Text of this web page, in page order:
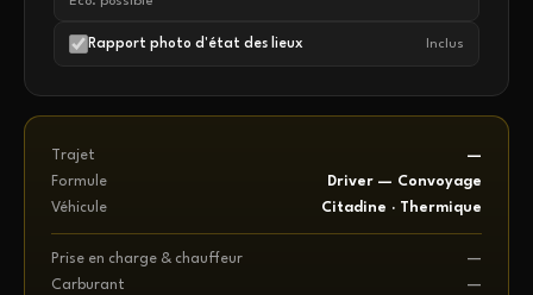
Rapport photo d'état des lieux Inclus
Trajet
—
Formule
Driver — Convoyage
Véhicule
Citadine · Thermique
Prise en charge & chauffeur
—
Carburant
—